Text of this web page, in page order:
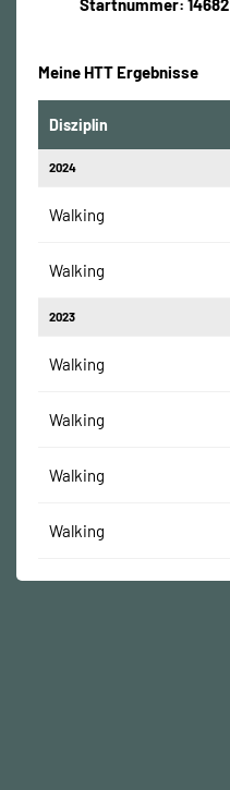
Startnummer: 14682
Meine HTT Ergebnisse
Disziplin
2024
Walking
Walking
2023
Walking
Walking
Walking
Walking